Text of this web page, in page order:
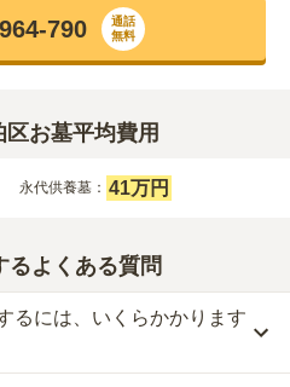
790
通話
無料
区お墓平均費用
永代供養墓： 41万円
るよくある質問
るには、いくらかかります